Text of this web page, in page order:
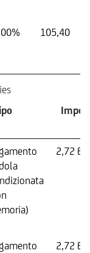
105,40
2,72
2,72